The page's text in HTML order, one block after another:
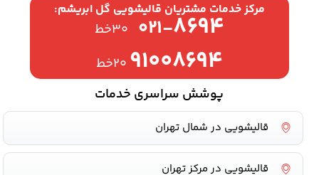
مرکز خدمات مشتریان قالیشویی گل ابریشم:
۰۲۱-۸۶۹۴ ۳۰خط
۹۱۰۰۸۶۹۴ ۲۰خط
پوشش سراسری خدمات
قالیشویی در شمال تهران
قالیشویی در مرکز تهران